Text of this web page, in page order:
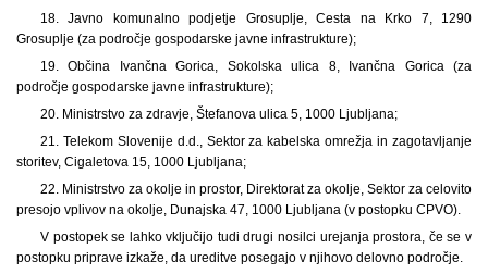
18. Javno komunalno podjetje Grosuplje, Cesta na Krko 7, 1290
Grosuplje (za področje gospodarske javne infrastrukture);
19. Občina Ivančna Gorica, Sokolska ulica 8, Ivančna Gorica (za
področje gospodarske javne infrastrukture);
20. Ministrstvo za zdravje, Štefanova ulica 5, 1000 Ljubljana;
21. Telekom Slovenije d.d., Sektor za kabelska omrežja in zagotavljanje
storitev, Cigaletova 15, 1000 Ljubljana;
22. Ministrstvo za okolje in prostor, Direktorat za okolje, Sektor za celovito
presojo vplivov na okolje, Dunajska 47, 1000 Ljubljana (v postopku CPVO).
V postopek se lahko vključijo tudi drugi nosilci urejanja prostora, če se v
postopku priprave izkaže, da ureditve posegajo v njihovo delovno področje.